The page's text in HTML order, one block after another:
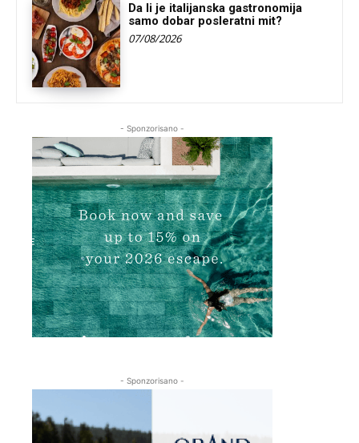
Da li je italijanska gastronomija
samo dobar posleratni mit?
07/08/2026
- Sponzorisano -
- Sponzorisano -